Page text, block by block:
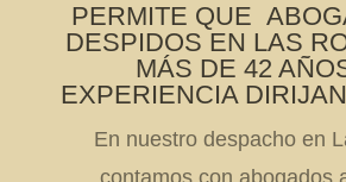
PERMITE QUE
DESPIDOS EN LAS
MÁS DE 42
EXPERIENCIA
En nuestro despacho en